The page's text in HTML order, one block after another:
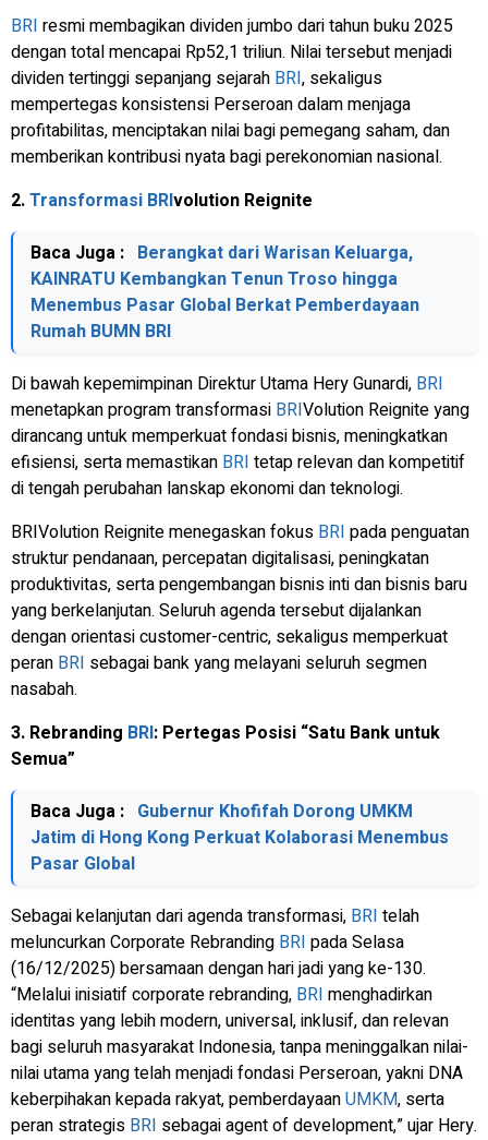
BRI resmi membagikan dividen jumbo dari tahun buku 2025
dengan total mencapai Rp52,1 triliun. Nilai tersebut menjadi
dividen tertinggi sepanjang sejarah BRI, sekaligus
mempertegas konsistensi Perseroan dalam menjaga
profitabilitas, menciptakan nilai bagi pemegang saham, dan
memberikan kontribusi nyata bagi perekonomian nasional.
2.Transformasi BRIvolution Reignite
Baca Juga : Berangkat dari Warisan Keluarga,
KAINRATU Kembangkan Tenun Troso hingga
Menembus Pasar Global Berkat Pemberdayaan
Rumah BUMN BRI
Di bawah kepemimpinan Direktur Utama Hery Gunardi, BRI
menetapkan program transformasi BRIVolution Reignite yang
dirancang untuk memperkuat fondasi bisnis, meningkatkan
efisiensi, serta memastikan BRI tetap relevan dan kompetitif
di tengah perubahan lanskap ekonomi dan teknologi.
BRIVolution Reignite menegaskan fokus BRI pada penguatan
struktur pendanaan, percepatan digitalisasi, peningkatan
produktivitas, serta pengembangan bisnis inti dan bisnis baru
yang berkelanjutan. Seluruh agenda tersebut dijalankan
dengan orientasicustomer-centric, sekaligus memperkuat
peran BRI sebagai bank yang melayani seluruh segmen
nasabah.
3. Rebranding BRI: Pertegas Posisi “Satu Bank untuk
Semua”
Baca Juga : Gubernur Khofifah Dorong UMKM
Jatim di Hong Kong Perkuat Kolaborasi Menembus
Pasar Global
Sebagai kelanjutan dari agenda transformasi, BRI telah
meluncurkanCorporate Rebranding BRI pada Selasa
(16/12/2025) bersamaan dengan hari jadi yang ke-130.
“Melalui inisiatifcorporate rebranding, BRI menghadirkan
identitas yang lebih modern, universal, inklusif, dan relevan
bagi seluruh masyarakat Indonesia, tanpa meninggalkan nilai-
nilai utama yang telah menjadi fondasi Perseroan, yakni DNA
keberpihakan kepada rakyat, pemberdayaanUMKM, serta
peran strategis BRI sebagai agent of development,” ujar Hery.